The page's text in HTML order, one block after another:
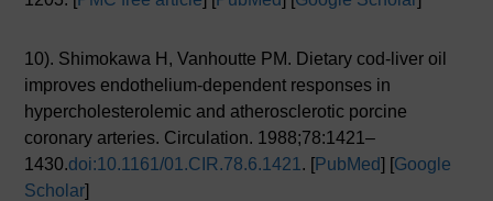
10). Shimokawa H, Vanhoutte PM. Dietary cod-liver oil
improves endothelium-dependent responses in
hypercholesterolemic and atherosclerotic porcine
coronary arteries. Circulation. 1988;78:1421–
1430.doi:10.1161/01.CIR.78.6.1421 . [PubMed] [Google
Scholar]